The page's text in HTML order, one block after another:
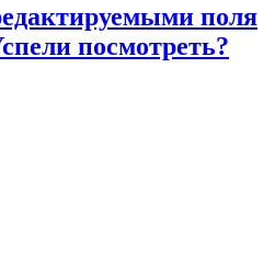
поля
посмотреть?